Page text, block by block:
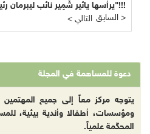
يرأسها يائير شَمِير نائب ليبرمان رئيس "إسرائيل بيتنا"!!!
< التالي
السابق >
دعوة للمساهمة في المجلة
يتوجه مركز معاً إلى جميع المهتمين
ومؤسسات، أطفالا وأندية بيئية،
المحكّمة علمياً.